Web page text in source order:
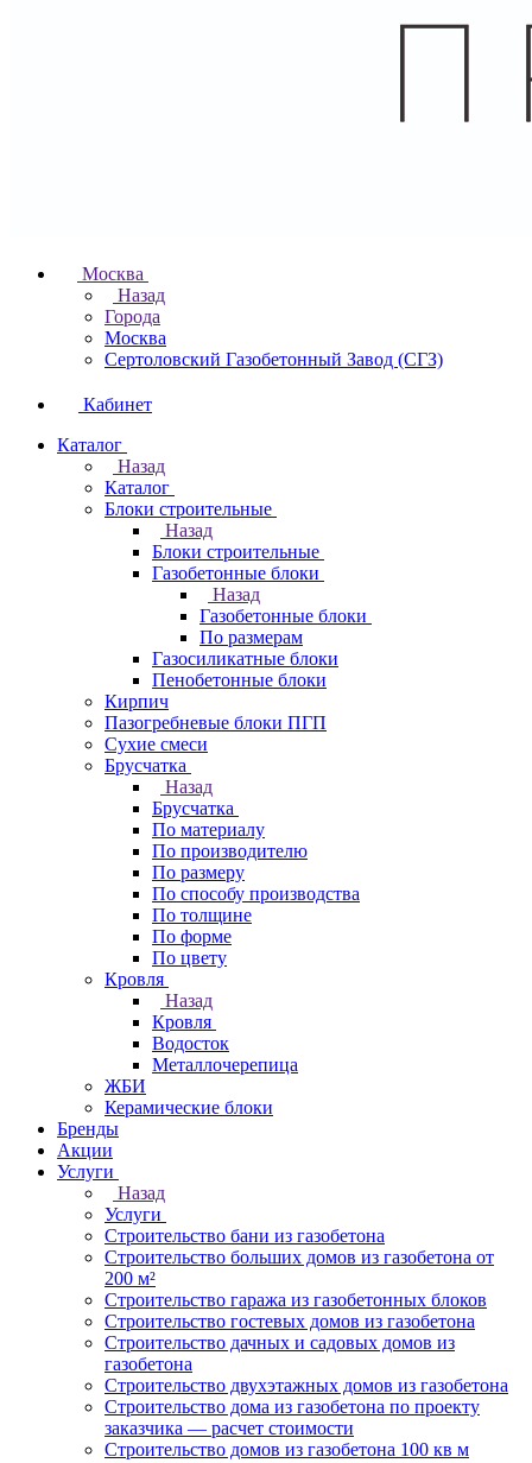
Москва
Назад
Города
Москва
Сертоловский Газобетонный Завод (СГЗ)
Кабинет
Каталог
Назад
Каталог
Блоки строительные
Назад
Блоки строительные
Газобетонные блоки
Назад
Газобетонные блоки
По размерам
Газосиликатные блоки
Пенобетонные блоки
Кирпич
Пазогребневые блоки ПГП
Сухие смеси
Брусчатка
Назад
Брусчатка
По материалу
По производителю
По размеру
По способу производства
По толщине
По форме
По цвету
Кровля
Назад
Кровля
Водосток
Металлочерепица
ЖБИ
Керамические блоки
Бренды
Акции
Услуги
Назад
Услуги
Строительство бани из газобетона
Строительство больших домов из газобетона от
200 м²
Строительство гаража из газобетонных блоков
Строительство гостевых домов из газобетона
Строительство дачных и садовых домов из
газобетона
Строительство двухэтажных домов из газобетона
Строительство дома из газобетона по проекту
заказчика — расчет стоимости
Строительство домов из газобетона 100 кв м